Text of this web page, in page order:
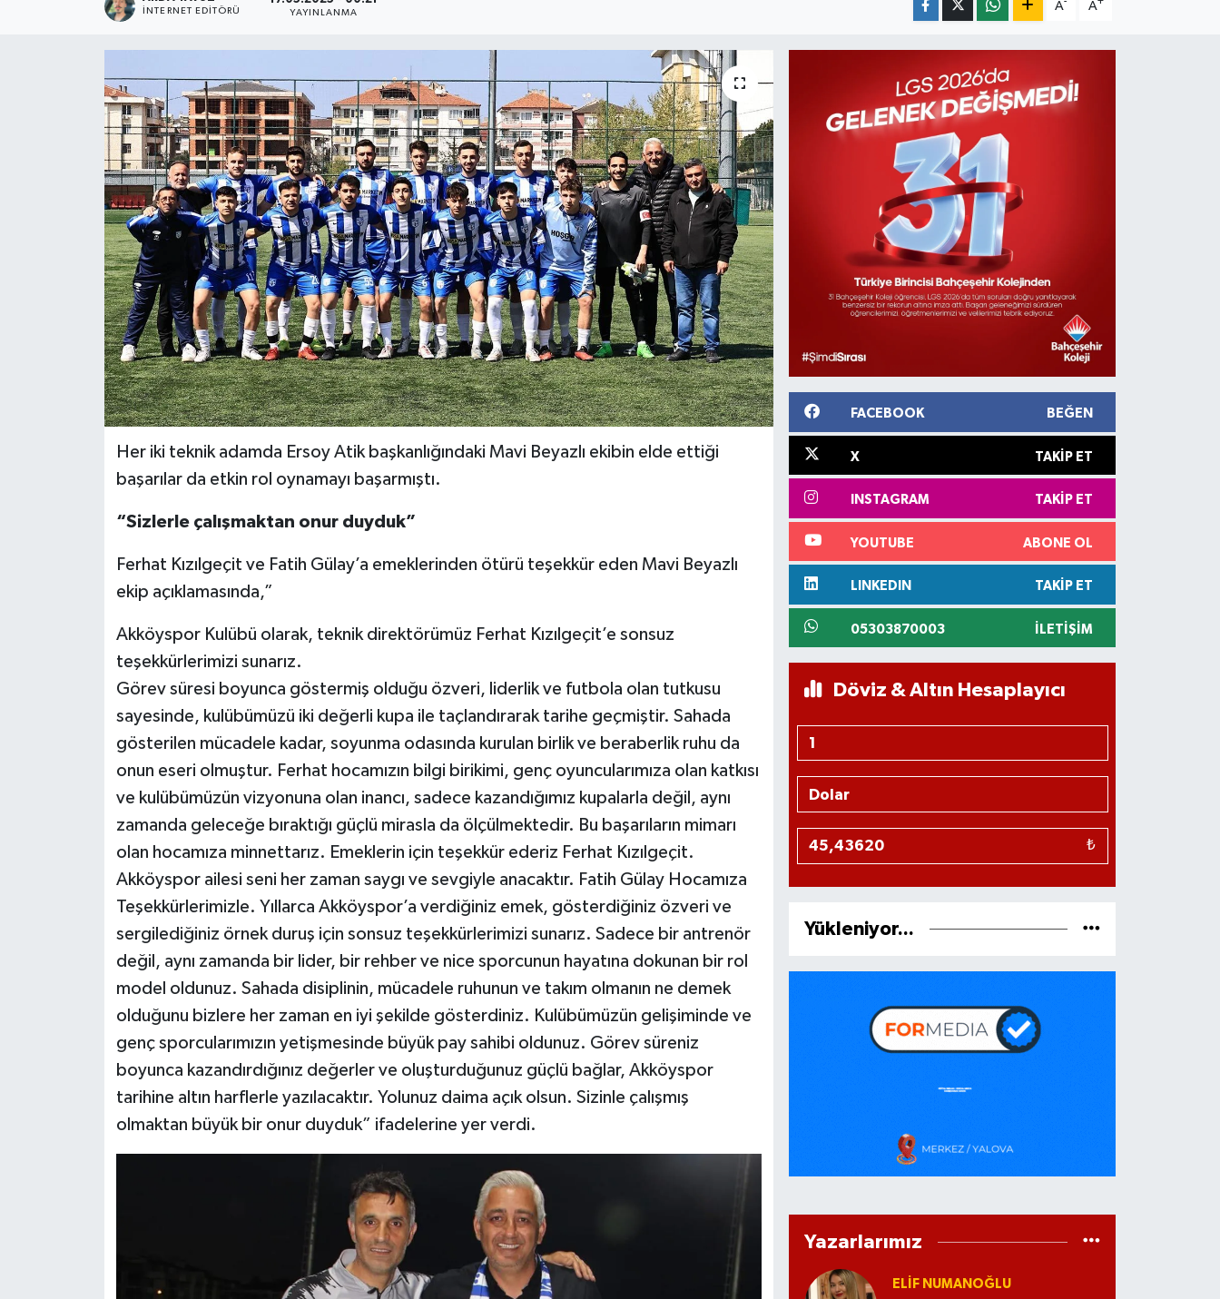
İNTERNET EDITÖRÜ YAYINLANMA
A A
Her iki teknik adamda Ersoy Atik başkanlığındaki Mavi Beyazlı ekibin elde ettiği
başarılar da etkin rol oynamayı başarmıştı.
“Sizlerle çalışmaktan onur duyduk”
Ferhat Kızılgeçit ve Fatih Gülay’a emeklerinden ötürü teşekkür eden Mavi Beyazlı
ekip açıklamasında,”
Akköyspor Kulübü olarak, teknik direktörümüz Ferhat Kızılgeçit’e sonsuz
teşekkürlerimizi sunarız.
Görev süresi boyunca göstermiş olduğu özveri, liderlik ve futbola olan tutkusu
sayesinde, kulübümüzü iki değerli kupa ile taçlandırarak tarihe geçmiştir. Sahada
gösterilen mücadele kadar, soyunma odasında kurulan birlik ve beraberlik ruhu da
onun eseri olmuştur. Ferhat hocamızın bilgi birikimi, genç oyuncularımıza olan katkısı
ve kulübümüzün vizyonuna olan inancı, sadece kazandığımız kupalarla değil, aynı
zamanda geleceğe bıraktığı güçlü mirasla da ölçülmektedir. Bu başarıların mimarı
olan hocamıza minnettarız. Emeklerin için teşekkür ederiz Ferhat Kızılgeçit.
Akköyspor ailesi seni her zaman saygı ve sevgiyle anacaktır. Fatih Gülay Hocamıza
Teşekkürlerimizle. Yıllarca Akköyspor’a verdiğiniz emek, gösterdiğiniz özveri ve
sergilediğiniz örnek duruş için sonsuz teşekkürlerimizi sunarız. Sadece bir antrenör
değil, aynı zamanda bir lider, bir rehber ve nice sporcunun hayatına dokunan bir rol
model oldunuz. Sahada disiplinin, mücadele ruhunun ve takım olmanın ne demek
olduğunu bizlere her zaman en iyi şekilde gösterdiniz. Kulübümüzün gelişiminde ve
genç sporcularımızın yetişmesinde büyük pay sahibi oldunuz. Görev süreniz
boyunca kazandırdığınız değerler ve oluşturduğunuz güçlü bağlar, Akköyspor
tarihine altın harflerle yazılacaktır. Yolunuz daima açık olsun. Sizinle çalışmış
olmaktan büyük bir onur duyduk” ifadelerine yer verdi.
FACEBOOK BEĞEN
X TAKIP ET
INSTAGRAM TAKIP ET
YOUTUBE ABONE OL
LINKEDIN TAKIP ET
05303870003 İLETIŞIM
Döviz & Altın Hesaplayıcı
₺
Yükleniyor...
Yazarlarımız
ELİF NUMANOĞLU
ULUSAL
İLÇELERİMİZ
RESMİ İLAN